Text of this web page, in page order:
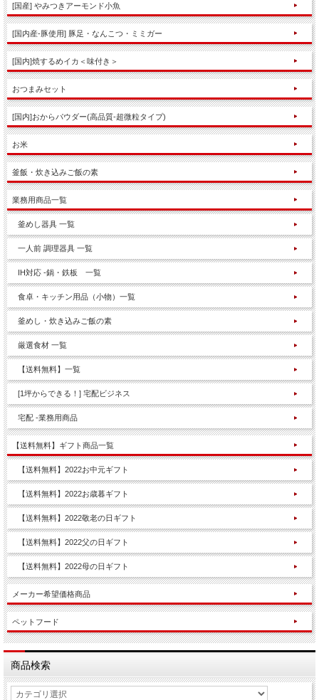
[国産] やみつきアーモンド小魚
[国内産-豚使用] 豚足・なんこつ・ミミガー
[国内]焼するめイカ＜味付き＞
おつまみセット
[国内]おからパウダー(高品質-超微粒タイプ)
お米
釜飯・炊き込みご飯の素
業務用商品一覧
釜めし器具 一覧
一人前 調理器具 一覧
IH対応 -鍋・鉄板 一覧
食卓・キッチン用品（小物）一覧
釜めし・炊き込みご飯の素
厳選食材 一覧
【送料無料】一覧
[1坪からできる！] 宅配ビジネス
宅配 -業務用商品
【送料無料】ギフト商品一覧
【送料無料】2022お中元ギフト
【送料無料】2022お歳暮ギフト
【送料無料】2022敬老の日ギフト
【送料無料】2022父の日ギフト
【送料無料】2022母の日ギフト
メーカー希望価格商品
ペットフード
商品検索